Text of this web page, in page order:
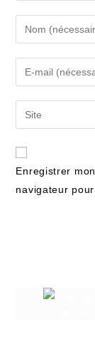
Enregistrer
navigateur